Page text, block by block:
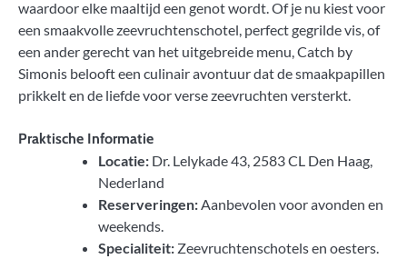
waardoor elke maaltijd een genot wordt. Of je nu kiest voor
een smaakvolle zeevruchtenschotel, perfect gegrilde vis, of
een ander gerecht van het uitgebreide menu, Catch by
Simonis belooft een culinair avontuur dat de smaakpapillen
prikkelt en de liefde voor verse zeevruchten versterkt.
Praktische Informatie
Locatie: Dr. Lelykade 43, 2583 CL Den Haag,
Nederland
Reserveringen: Aanbevolen voor avonden en
weekends.
Specialiteit: Zeevruchtenschotels en oesters.